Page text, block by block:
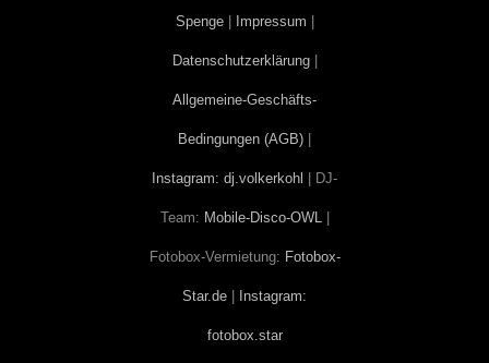
Spenge| Impressum |
Datenschutzerklärung|
Allgemeine-Geschäfts-
Bedingungen (AGB) |
Instagram: dj.volkerkohl | DJ-
Team: Mobile-Disco-OWL |
Fotobox-Vermietung: Fotobox-
Star.de | Instagram:
fotobox.star